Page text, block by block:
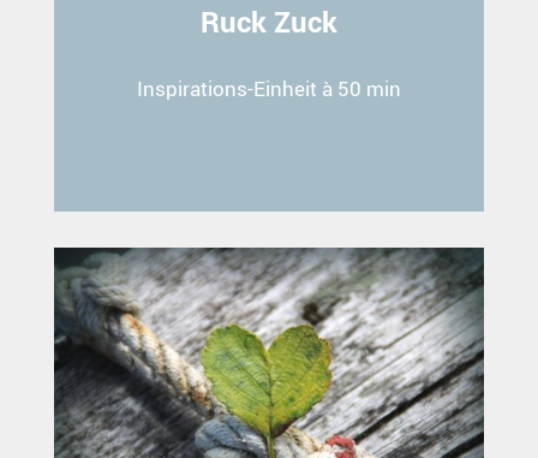
Ruck Zuck
Inspirations-Einheit à 50 min